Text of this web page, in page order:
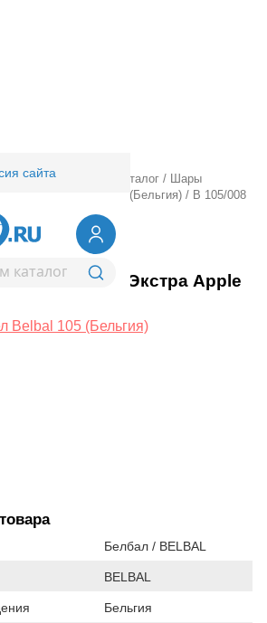
сайта/ Оптовый каталог /
Шары
Belbal 105 (Бельгия) / В 105/008
008 Пастель Экстра Apple
Belbal 105 (Бельгия)
Белбал / BELBAL
BELBAL
Бельгия